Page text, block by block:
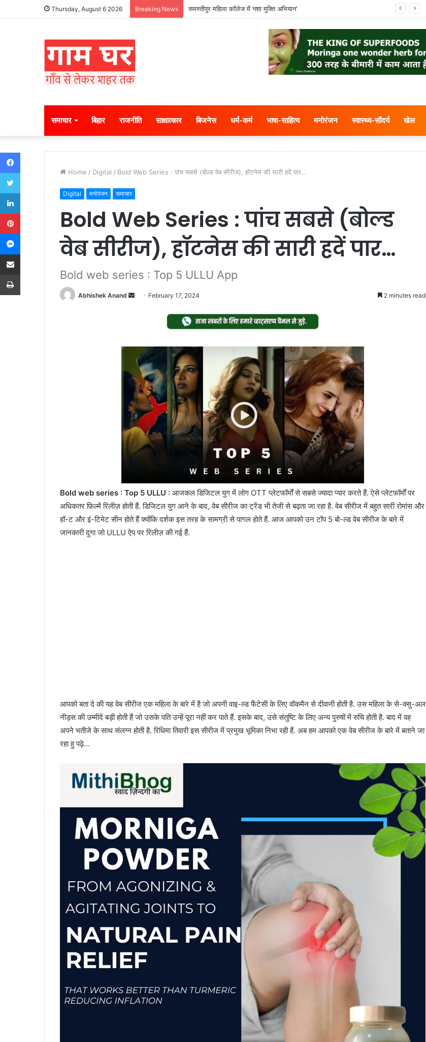
Thursday, August 6 2026 Breaking News समस्तीपुर महिला कॉलेज में नशा मुक्ति अभियान’
समाचार बिहार राजनीति साक्षात्कार बिजनेस धर्म-कर्म भाषा-साहित्य मनोरंजन स्वास्थ्य-सौंदर्य खेल
Home / Digital / Bold Web Series : पांच सबसे (बोल्ड वेब सीरीज), हॉटनेस की सारी हदें पार…
Digital मनोरंजन समाचार
Bold Web Series : पांच सबसे (बोल्ड
वेब सीरीज), हॉटनेस की सारी हदें पार…
Bold web series : Top 5 ULLU App
Abhishek Anand
Send February 17, 2024 2 minutes read
Bold web series : Top 5 ULLU : आजकल डिजिटल युग में लोग OTT प्लेटफॉर्मों से सबसे ज्यादा प्यार करते हैं. ऐसे प्लेटफॉर्मों पर
अधिकतर फ़िल्में रिलीज़ होती हैं. डिजिटल युग आने के बाद, वेब सीरीज का ट्रेंड भी तेजी से बढ़ता जा रहा है. वेब सीरीज में बहुत सारी रोमांस और
हॉ-ट और इं-टिमेट सीन होते हैं क्योंकि दर्शक इस तरह के सामग्री से पागल होते हैं. आज आपको उन टॉप 5 बो-ल्ड वेब सीरीज के बारे में
जानकारी दुगा जो ULLU ऐप पर रिलीज़ की गई हैं.
आपको बता दे की यह वेब सीरीज एक महिला के बारे में है जो अपनी वाइ-ल्ड फैंटेसी के लिए वॉकमैन से दीवानी होती है. उस महिला के से-क्सु-अल
नीड्स की उम्मीदें बड़ी होती हैं जो उसके पति उन्हें पूरा नहीं कर पाते हैं. इसके बाद, उसे संतुष्टि के लिए अन्य पुरुषों में रुचि होती है. बाद में वह
अपने भतीजे के साथ संलग्न होती है. रिधिमा तिवारी इस सीरीज में प्रमुख भूमिका निभा रही हैं. अब हम आपको एक वेब सीरीज के बारे में बताने जा
रहा हु पढ़े…
Facebook
Twitter
LinkedIn
Pinterest
Messenger
Share via Email